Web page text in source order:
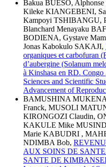
Bakua BUESO,
Kileke KIANGEBENI,
Kampoyi TSHIBANGU,
Blanchard Menayaku
BODIENA, Gystave
Jonas Kabokulo SAKAJI,
organiques et carbofuran
d’aubergine (Solanum
à Kinshasa en RD. Congo
Sciences and Scientific
Advancement of
BAMUSHINA
Franck, MUSOLI
KIRONGOZI Claudin,
KAKULE Mike
Marie KABUDRI ,
NDIMBA Bob,
AUX SOINS DE
SANTE DE